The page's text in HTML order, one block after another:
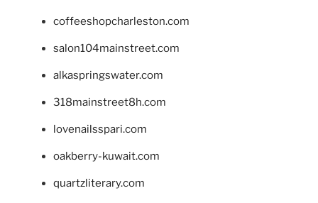
coffeeshopcharleston.com
salon104mainstreet.com
alkaspringswater.com
318mainstreet8h.com
lovenailsspari.com
oakberry-kuwait.com
quartzliterary.com